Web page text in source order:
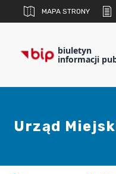
MAPA STRONY
biuletyn
informacji
Urząd